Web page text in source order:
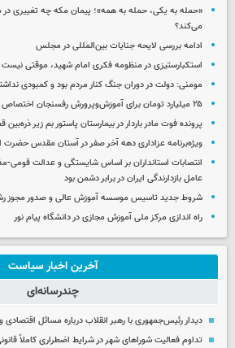
«حمله به یکی، حمله به همه»؛ پیمان مکه چه تغییری در
می‌کند؟
ادامه بررسی لایحه جنایات بین‌المللی در مجلس
استکبارستیزی در منظومه فکری امام شهید، موقتی نیست
مومنی: دولت در دوران جنگ کنار مردم بود و کمبودی
۲۵ میلیارد تومان برای آموزش‌وپرورش رفسنجان اختصاص یافت
پرونده فوت مادر باردار در بیمارستان پاستور بم زیر ذره‌بین
ویژه‌برنامه عزاداری دهه آخر صفر در آستان مقدس
انتصابات استانداران بر اساس شایستگی و عدالت
عامل بازدارندگی ایران در برابر دشمن بود
شروط جدید تاسیس موسسه آموزش عالی و صدور مجوز
راه اندازی مرکز ملی آموزش مجازی در دانشگاه پیام نور
آخرین اخبار سیاست
چندرسانه‌ای
دیدار رئیس‌جمهوری با رهبر انقلاب درباره مسائل اقتصادی
تداوم فعالیت شوراهای شهر در شرایط اضطراری کاملاً